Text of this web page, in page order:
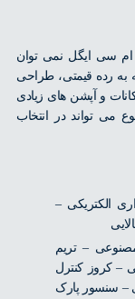
نمی توان
به رده قیمتی، طراحی
های زیادی
در انتخاب
–
تریم
کنترل
پارک